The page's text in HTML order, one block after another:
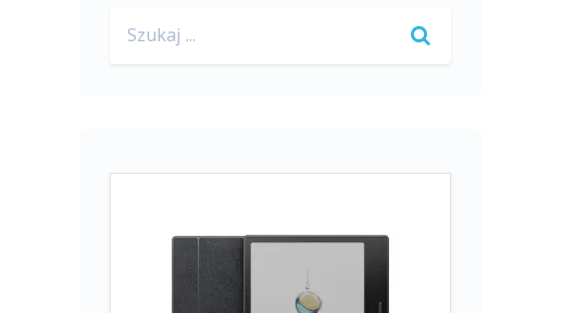
for: